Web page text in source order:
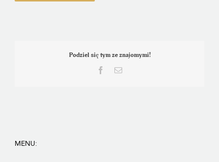
Podziel się tym ze znajomymi!
Facebook
E-
MENU: